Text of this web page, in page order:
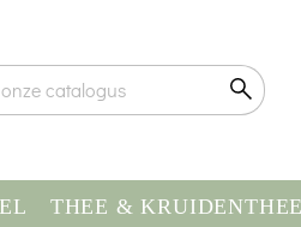
THEE & KRUIDENTHEE